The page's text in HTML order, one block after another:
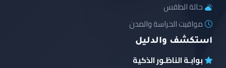
حالة الطقس
مواقيت الحراسة والمدن
استكشف والدليل
بوابـة الناظـور الذكية